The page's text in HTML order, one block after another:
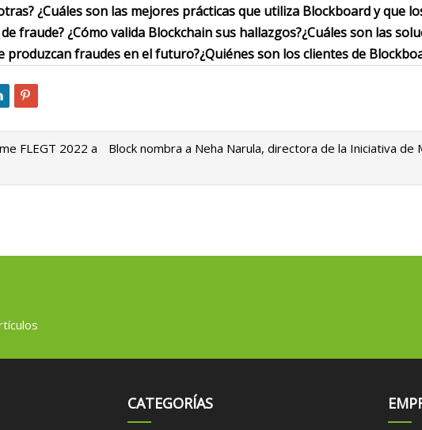
¿Cuáles son las mejores prácticas que utiliza Blockboard y que
fraude? ¿Cómo valida Blockchain sus hallazgos?¿Cuáles son las
produzcan fraudes en el futuro?¿Quiénes son los clientes de
FLEGT 2022 a
Block nombra a Neha Narula, directora de la Iniciativa de
CATEGORÍAS